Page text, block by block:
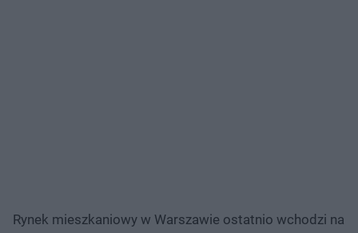
Rynek mieszkaniowy w Warszawie ostatnio wchodzi na